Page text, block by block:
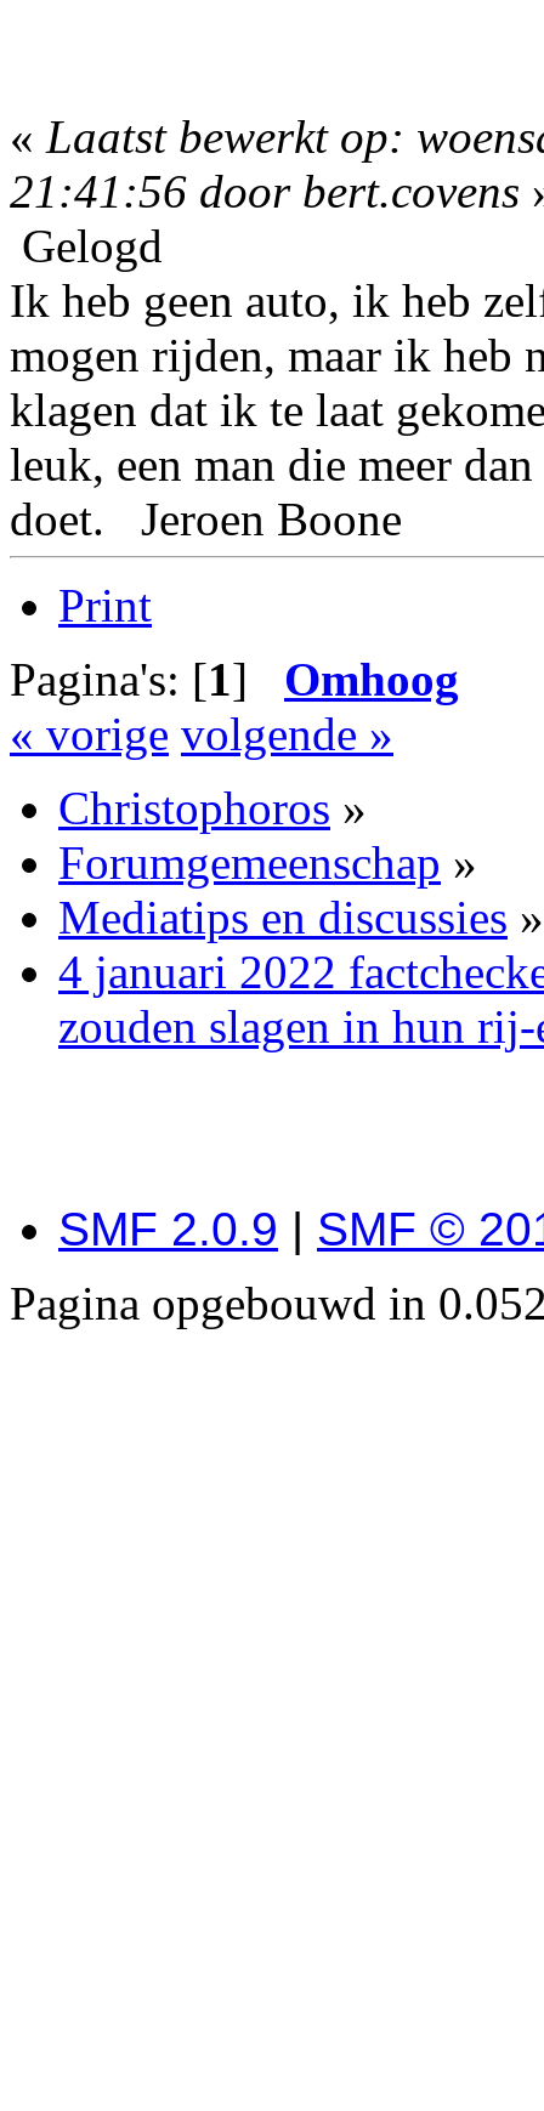
« Laatst bewerkt op:
21:41:56 door bert.covens
Gelogd
Ik heb geen auto, ik heb
mogen rijden, maar ik heb
klagen dat ik te laat
leuk, een man die meer
doet. Jeroen Boone
Print
Pagina's: [1] Omhoog
« vorige volgende »
Christophoros »
Forumgemeenschap »
Mediatips en discussies »
4 januari 2022
zouden slagen in hun rij-
SMF 2.0.9 | SMF ©
Pagina opgebouwd in